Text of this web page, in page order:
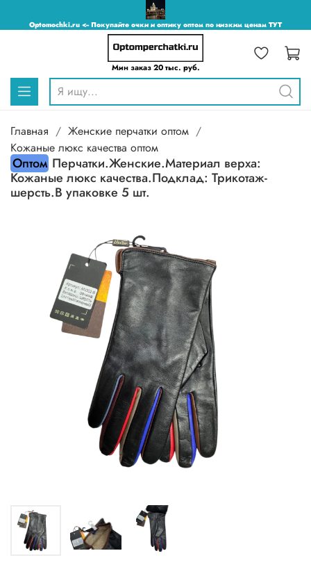
Optomochki.ru <-- Покупайте очки и оптику оптом по низким ценам ТУТ
Мин заказ 20 тыс. руб.
Главная
Женские перчатки оптом
Кожаные люкс качества оптом
Оптом Перчатки.Женские.Материал верха:
Кожаные люкс качества.Подклад: Трикотаж-
шерсть.В упаковке 5 шт.